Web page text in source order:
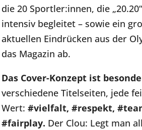
die 20 Sportler:innen, die
intensiv begleitet – sowie ein
aktuellen Eindrücken aus der
das Magazin ab.
Das Cover-Konzept ist
verschiedene Titelseiten, jede
Wert: #vielfalt, #respekt,
#fairplay. Der Clou: Legt man